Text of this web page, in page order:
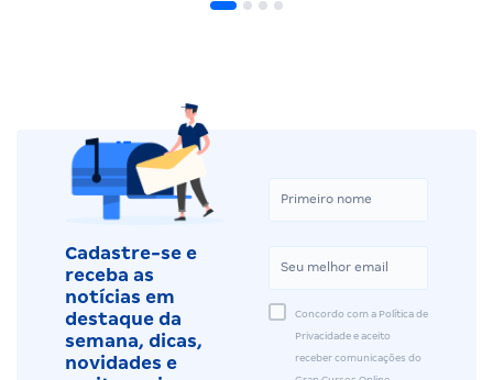
Cadastre-se e
receba as
notícias em
destaque da
semana, dicas,
novidades e
Concordo com a Política de
Privacidade e aceito
receber comunicações do